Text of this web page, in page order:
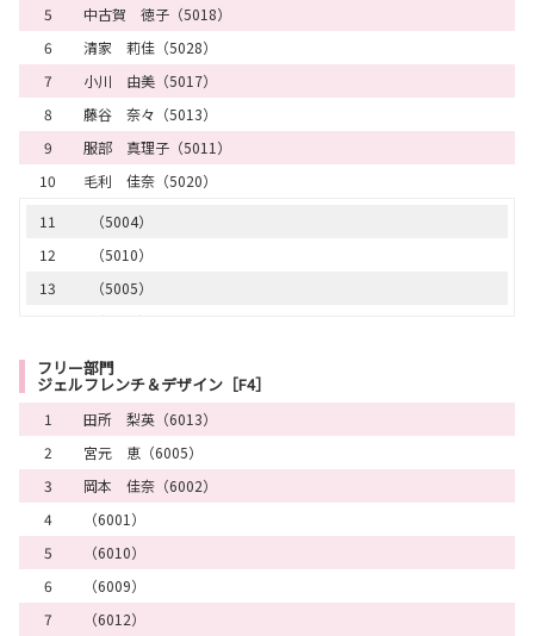
5
中古賀 徳子（5018）
6
清家 莉佳（5028）
7
小川 由美（5017）
8
藤谷 奈々（5013）
9
服部 真理子（5011）
10
毛利 佳奈（5020）
11
（5004）
12
（5010）
13
（5005）
16
（5003）
17
（5002）
18
（5019）
19
（5016）
20
（5022）
21
（5029）
22
（5024）
23
（5033）
フリー部門
ジェルフレンチ＆デザイン［F4］
1
田所 梨英（6013）
2
宮元 恵（6005）
3
岡本 佳奈（6002）
4
（6001）
5
（6010）
6
（6009）
7
（6012）